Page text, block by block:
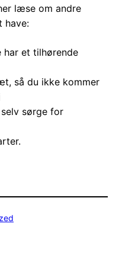
læse om andre
have:
har et tilhørende
så du ikke kommer
sørge for